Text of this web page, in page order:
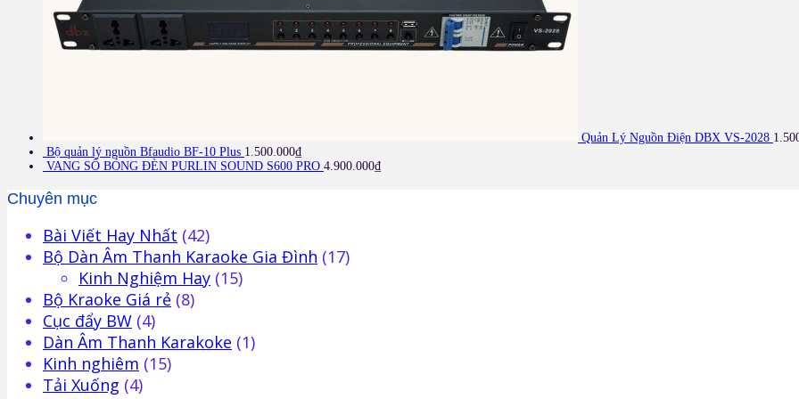
Quản Lý Nguồn Điện DBX VS-2028
Bộ quản lý nguồn Bfaudio BF-10 Plus 1.500.000₫
VANG SỐ BÓNG ĐÈN PURLIN SOUND S600 PRO 4.900.000₫
Chuyên mục
Bài Viết Hay Nhất (42)
Bộ Dàn Âm Thanh Karaoke Gia Đình (17)
Kinh Nghiệm Hay (15)
Bộ Kraoke Giá rẻ (8)
Cục đẩy BW (4)
Dàn Âm Thanh Karakoke (1)
Kinh nghiêm (15)
Tải Xuống (4)